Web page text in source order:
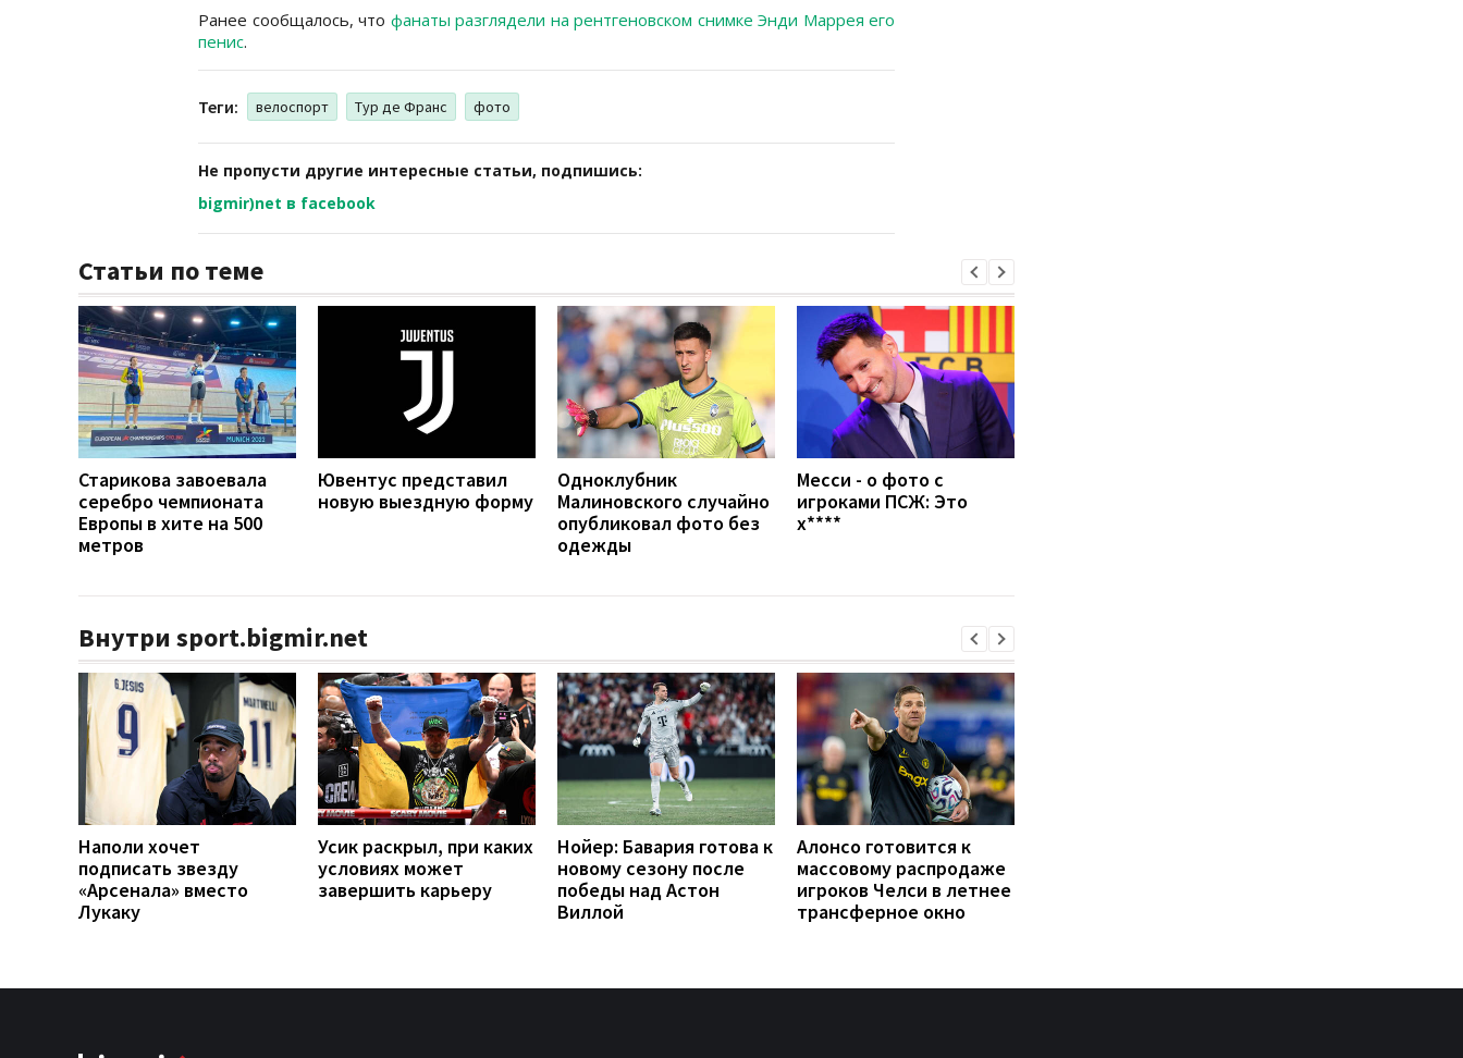
Ранее сообщалось, что фанаты разглядели на рентгеновском снимке Энди Маррея его
пенис.
Теги: велоспорт Тур де Франс фото
Не пропусти другие интересные статьи, подпишись:
bigmir)net в facebook
Статьи по теме
Старикова завоевала
серебро чемпионата
Европы в хите на 500
метров
Ювентус представил
новую выездную форму
Одноклубник
Малиновского случайно
опубликовал фото без
одежды
Месси - о фото с
игроками ПСЖ: Это
х****
Внутри sport.bigmir.net
Наполи хочет
подписать звезду
«Арсенала» вместо
Лукаку
Усик раскрыл, при каких
условиях может
завершить карьеру
Нойер: Бавария готова к
новому сезону после
победы над Астон
Виллой
Алонсо готовится к
массовому распродаже
игроков Челси в летнее
трансферное окно